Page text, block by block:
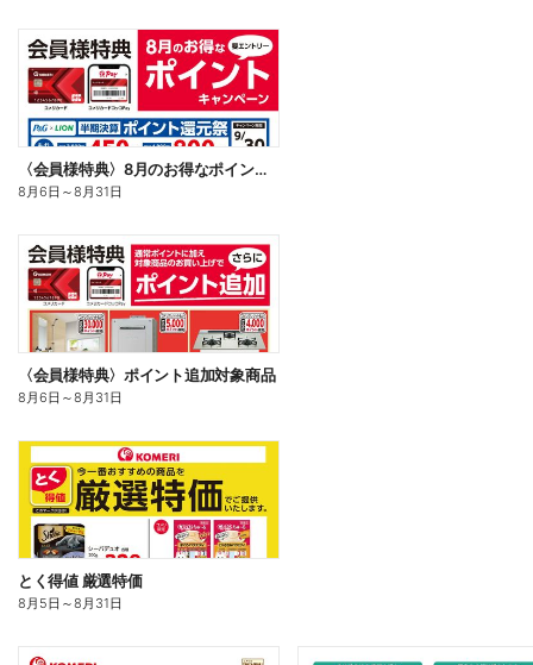
〈会員様特典〉8月のお得なポイントキャンペーン
8月6日 ～8月31日
〈会員様特典〉ポイント追加対象商品
8月6日 ～8月31日
とく得値 厳選特価
8月5日 ～8月31日